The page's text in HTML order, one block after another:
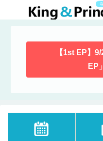
【1st EP】
EP